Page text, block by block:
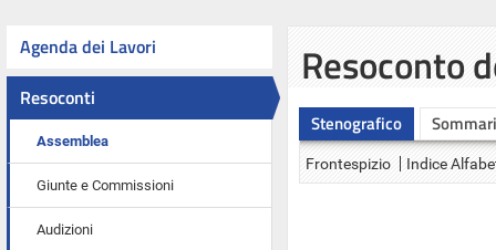
Agenda dei Lavori
Resoconti
Assemblea
Giunte e Commissioni
Audizioni
Resoconto
Stenografico
Frontespizio Indice